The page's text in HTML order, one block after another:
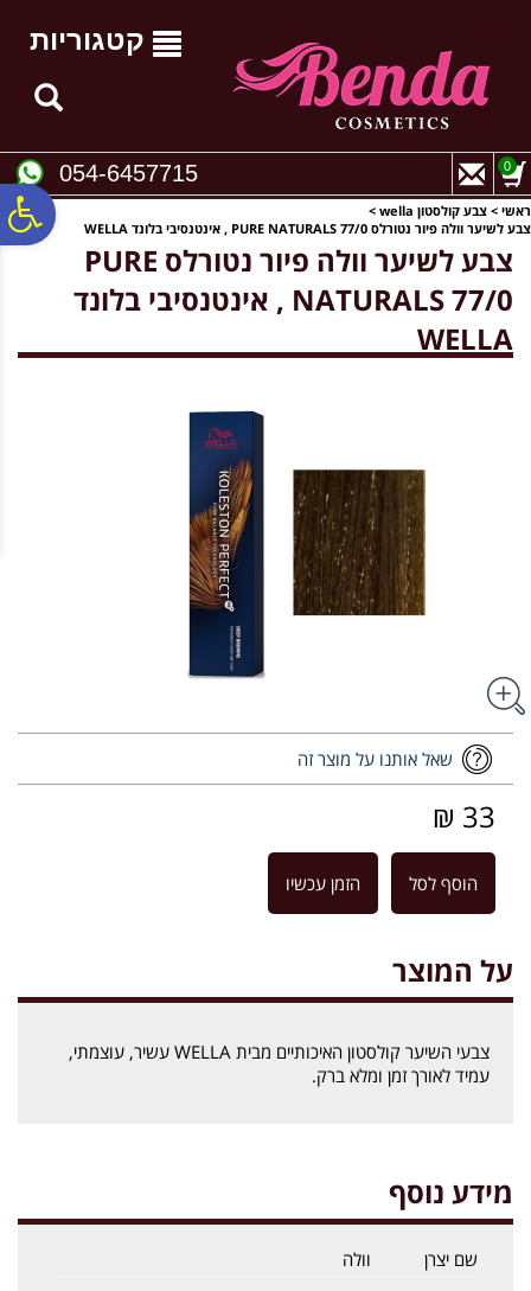
נגישות
קטגוריות
054-6457715 0
ראשי > צבע קולסטון wella
>
צבע לשיער וולה פיור נטורלס PURE NATURALS 77/0 , אינטנסיבי בלונד WELLA
צבע לשיער וולה פיור נטורלס PURE
NATURALS 77/0 , אינטנסיבי בלונד
WELLA
שאל אותנו על מוצר זה
33 ₪
הוסף לסל הזמן עכשיו
על המוצר
צבעי השיער קולסטון האיכותיים מבית WELLA עשיר, עוצמתי,
עמיד לאורך זמן ומלא ברק.
מידע נוסף
שם יצרן וולה